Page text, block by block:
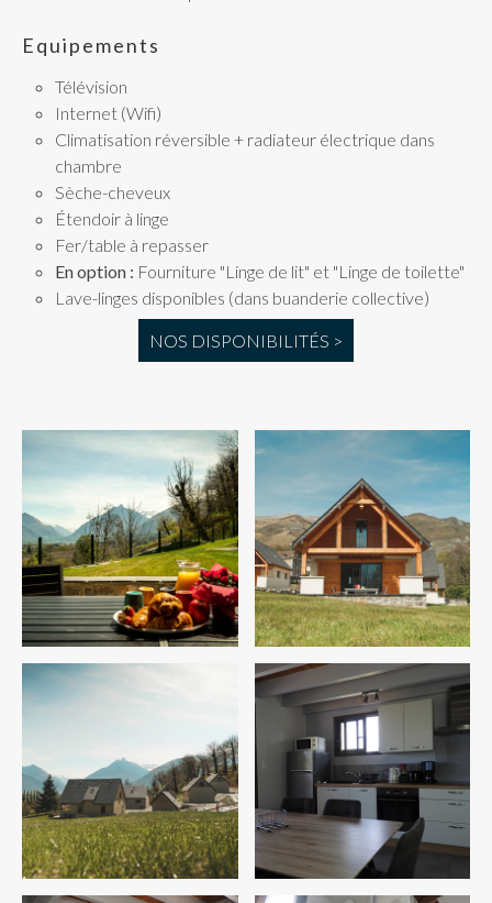
Equipements
Télévision
Internet (Wifi)
Climatisation réversible + radiateur électrique dans
chambre
Sèche-cheveux
Étendoir à linge
Fer/table à repasser
En option : Fourniture "Linge de lit" et "Linge de toilette"
Lave-linges disponibles (dans buanderie collective)
NOS DISPONIBILITÉS >